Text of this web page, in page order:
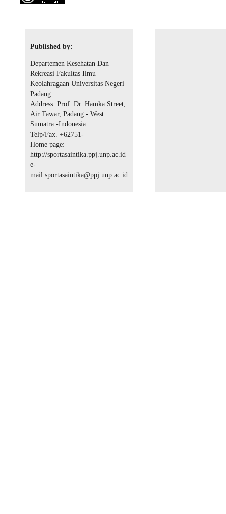
Published by:
Departemen Kesehatan Dan
Rekreasi Fakultas Ilmu
Keolahragaan Universitas Negeri
Padang
Address: Prof. Dr. Hamka Street,
Air Tawar, Padang - West
Sumatra -Indonesia
Telp/Fax. +62751-
Home page:
http://sportasaintika.ppj.unp.ac.id
e-
mail:sportasaintika@ppj.unp.ac.id